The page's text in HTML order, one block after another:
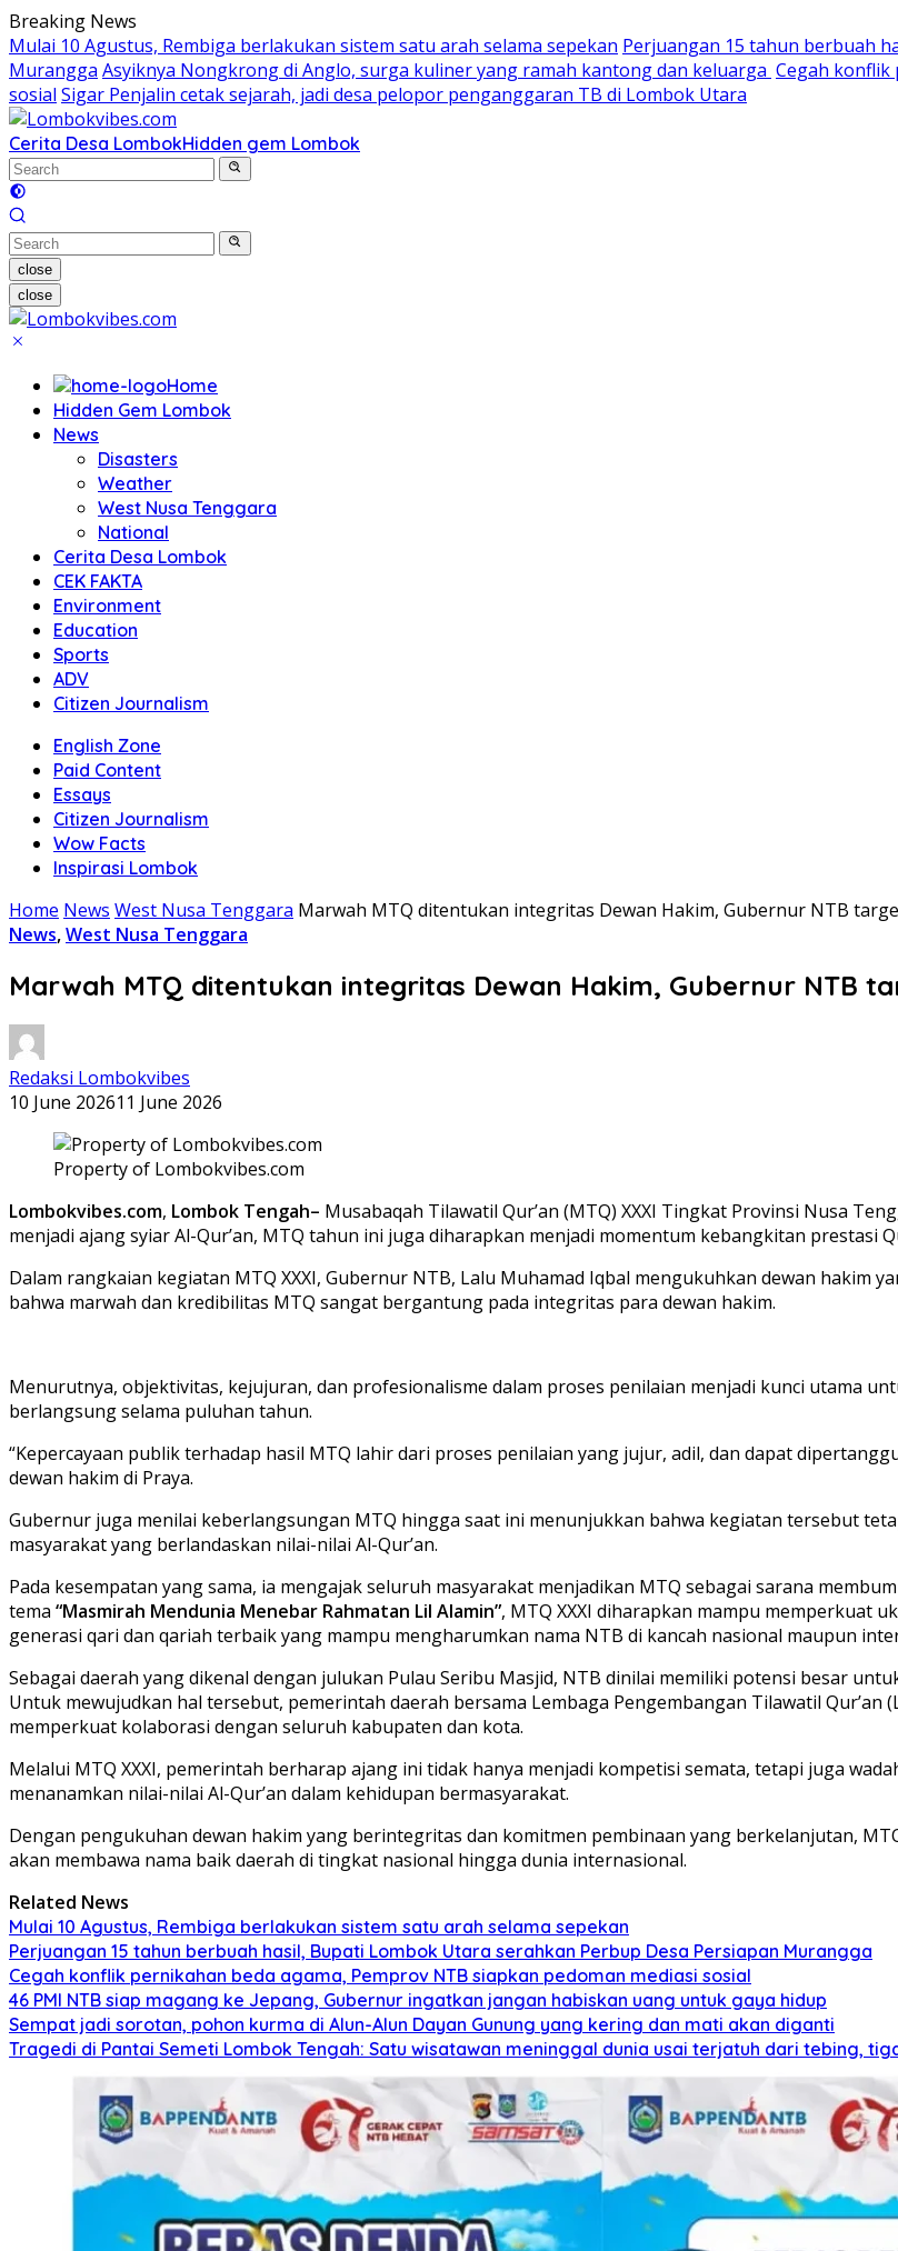
Skip
to
content
Breaking News
Mulai 10 Agustus, Rembiga berlakukan sistem satu arah selama sepekan Perjuangan 15 tahun berbuah
Murangga Asyiknya Nongkrong di Anglo, surga kuliner yang ramah kantong dan keluarga Cegah konflik
sosial Sigar Penjalin cetak sejarah, jadi desa pelopor penganggaran TB di Lombok Utara
Cerita Desa LombokHidden gem Lombok
close
close
Home
Hidden Gem Lombok
News
Disasters
Weather
West Nusa Tenggara
National
Cerita Desa Lombok
CEK FAKTA
Environment
Education
Sports
ADV
Citizen Journalism
English Zone
Paid Content
Essays
Citizen Journalism
Wow Facts
Inspirasi Lombok
Home News West Nusa Tenggara Marwah MTQ ditentukan integritas Dewan Hakim, Gubernur NTB
News,West Nusa Tenggara
Marwah MTQ ditentukan integritas Dewan Hakim, Gubernur NTB
Redaksi Lombokvibes
10 June 202611 June 2026
Property of Lombokvibes.com
Lombokvibes.com, Lombok Tengah– Musabaqah Tilawatil Qur’an (MTQ) XXXI Tingkat Provinsi Nusa
menjadi ajang syiar Al-Qur’an, MTQ tahun ini juga diharapkan menjadi momentum kebangkitan prestasi
Dalam rangkaian kegiatan MTQ XXXI, Gubernur NTB, Lalu Muhamad Iqbal mengukuhkan dewan hakim
bahwa marwah dan kredibilitas MTQ sangat bergantung pada integritas para dewan hakim.
Menurutnya, objektivitas, kejujuran, dan profesionalisme dalam proses penilaian menjadi kunci utama
berlangsung selama puluhan tahun.
“Kepercayaan publik terhadap hasil MTQ lahir dari proses penilaian yang jujur, adil, dan dapat
dewan hakim di Praya.
Gubernur juga menilai keberlangsungan MTQ hingga saat ini menunjukkan bahwa kegiatan tersebut
masyarakat yang berlandaskan nilai-nilai Al-Qur’an.
Pada kesempatan yang sama, ia mengajak seluruh masyarakat menjadikan MTQ sebagai sarana
tema “Masmirah Mendunia Menebar Rahmatan Lil Alamin”, MTQ XXXI diharapkan mampu memperkuat
generasi qari dan qariah terbaik yang mampu mengharumkan nama NTB di kancah nasional maupun
Sebagai daerah yang dikenal dengan julukan Pulau Seribu Masjid, NTB dinilai memiliki potensi besar
Untuk mewujudkan hal tersebut, pemerintah daerah bersama Lembaga Pengembangan Tilawatil
memperkuat kolaborasi dengan seluruh kabupaten dan kota.
Melalui MTQ XXXI, pemerintah berharap ajang ini tidak hanya menjadi kompetisi semata, tetapi juga
menanamkan nilai-nilai Al-Qur’an dalam kehidupan bermasyarakat.
Dengan pengukuhan dewan hakim yang berintegritas dan komitmen pembinaan yang berkelanjutan,
akan membawa nama baik daerah di tingkat nasional hingga dunia internasional.
Related News
Mulai 10 Agustus, Rembiga berlakukan sistem satu arah selama sepekan
Perjuangan 15 tahun berbuah hasil, Bupati Lombok Utara serahkan Perbup Desa Persiapan Murangga
Cegah konflik pernikahan beda agama, Pemprov NTB siapkan pedoman mediasi sosial
46 PMI NTB siap magang ke Jepang, Gubernur ingatkan jangan habiskan uang untuk gaya hidup
Sempat jadi sorotan, pohon kurma di Alun-Alun Dayan Gunung yang kering dan mati akan diganti
Tragedi di Pantai Semeti Lombok Tengah: Satu wisatawan meninggal dunia usai terjatuh dari tebing,